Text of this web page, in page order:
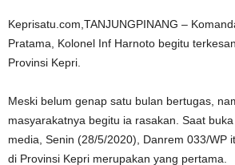
Keprisatu.com,TANJUNGPINANG –
Pratama, Kolonel Inf Harnoto begitu
Provinsi Kepri.
Meski belum genap satu bulan bertugas,
masyarakatnya begitu ia rasakan. Saat
media, Senin (28/5/2020), Danrem 033/WP
di Provinsi Kepri merupakan yang pertama.